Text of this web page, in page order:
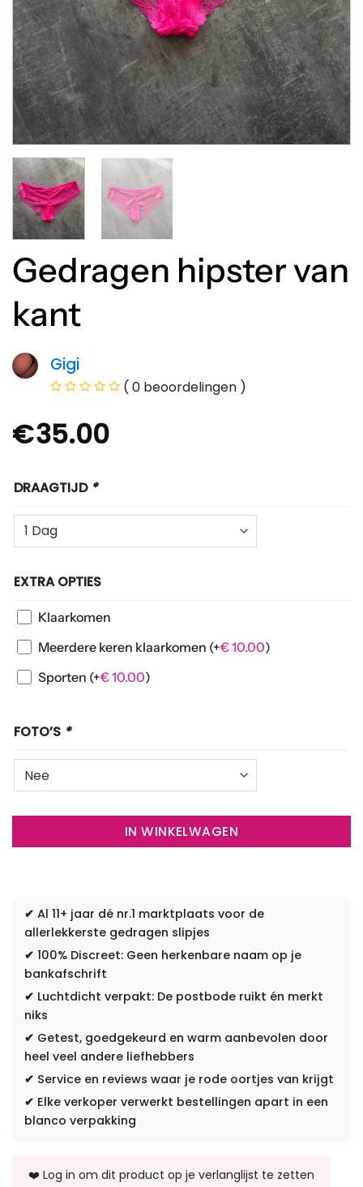
Gedragen hipster van
kant
Gigi
( 0 beoordelingen )
€35.00
DRAAGTIJD *
EXTRA OPTIES
Klaarkomen
Meerdere keren klaarkomen (+€10.00)
Sporten (+€10.00)
FOTO’S *
IN WINKELWAGEN
✔ Al 11+ jaar dé nr.1 marktplaats voor de
allerlekkerste gedragen slipjes
✔ 100% Discreet: Geen herkenbare naam op je
bankafschrift
✔ Luchtdicht verpakt: De postbode ruikt én merkt
niks
✔ Getest, goedgekeurd en warm aanbevolen door
heel veel andere liefhebbers
✔ Service en reviews waar je rode oortjes van krijgt
✔ Elke verkoper verwerkt bestellingen apart in een
blanco verpakking